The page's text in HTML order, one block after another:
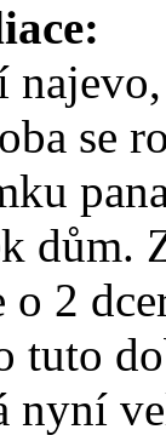
se
dům.
o 2
tuto
nyní